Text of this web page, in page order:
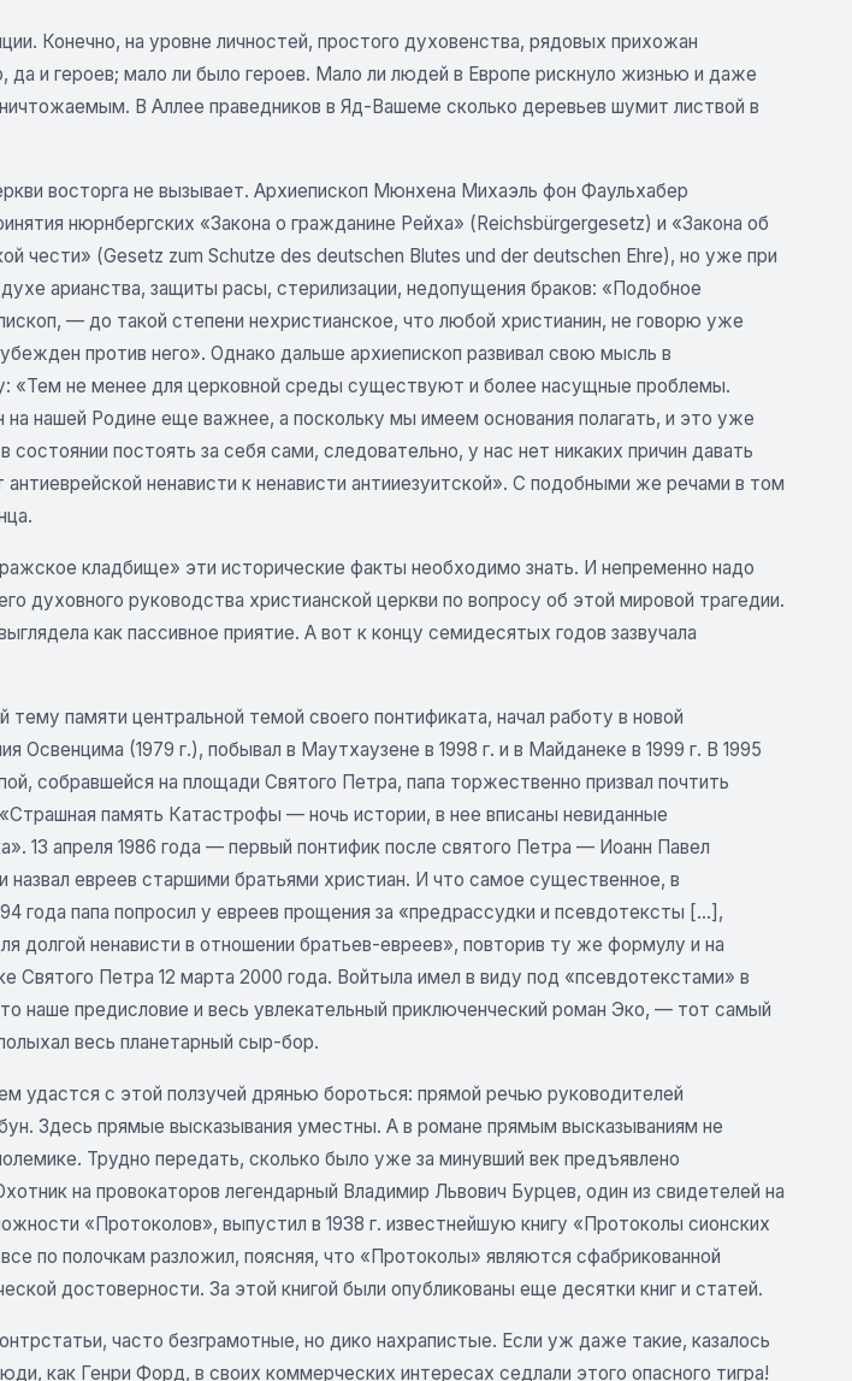
Конечно, на уровне личностей, простого духовенства, рядовых прихожан
и героев; мало ли было героев. Мало ли людей в Европе рискнуло жизнью и даже
В Аллее праведников в Яд-Вашеме сколько деревьев шумит листвой в
восторга не вызывает. Архиепископ Мюнхена Михаэль фон Фаульхабер
нюрнбергских «Закона о гражданине Рейха» (Reichsbürgergesetz) и «Закона об
чести» (Gesetz zum Schutze des deutschen Blutes und der deutschen Ehre), но уже при
арианства, защиты расы, стерилизации, недопущения браков: «Подобное
— до такой степени нехристианское, что любой христианин, не говорю уже
против него». Однако дальше архиепископ развивал свою мысль в
«Тем не менее для церковной среды существуют и более насущные проблемы.
нашей Родине еще важнее, а поскольку мы имеем основания полагать, и это уже
состоянии постоять за себя сами, следовательно, у нас нет никаких причин давать
ненависти к ненависти антииезуитской». С подобными же речами в том
кладбище» эти исторические факты необходимо знать. И непременно надо
духовного руководства христианской церкви по вопросу об этой мировой трагедии.
как пассивное приятие. А вот к концу семидесятых годов зазвучала
памяти центральной темой своего понтификата, начал работу в новой
Освенцима (1979 г.), побывал в Маутхаузене в 1998 г. и в Майданеке в 1999 г. В 1995
собравшейся на площади Святого Петра, папа торжественно призвал почтить
память Катастрофы — ночь истории, в нее вписаны невиданные
13 апреля 1986 года — первый понтифик после святого Петра — Иоанн Павел
назвал евреев старшими братьями христиан. И что самое существенное, в
года папа попросил у евреев прощения за «предрассудки и псевдотексты […],
долгой ненависти в отношении братьев-евреев», повторив ту же формулу и на
Святого Петра 12 марта 2000 года. Войтыла имел в виду под «псевдотекстами» в
наше предисловие и весь увлекательный приключенческий роман Эко, — тот самый
весь планетарный сыр-бор.
удастся с этой ползучей дрянью бороться: прямой речью руководителей
Здесь прямые высказывания уместны. А в романе прямым высказываниям не
Трудно передать, сколько было уже за минувший век предъявлено
на провокаторов легендарный Владимир Львович Бурцев, один из свидетелей на
«Протоколов», выпустил в 1938 г. известнейшую книгу «Протоколы сионских
по полочкам разложил, поясняя, что «Протоколы» являются сфабрикованной
достоверности. За этой книгой были опубликованы еще десятки книг и статей.
часто безграмотные, но дико нахрапистые. Если уж даже такие, казалось
как Генри Форд, в своих коммерческих интересах седлали этого опасного тигра!